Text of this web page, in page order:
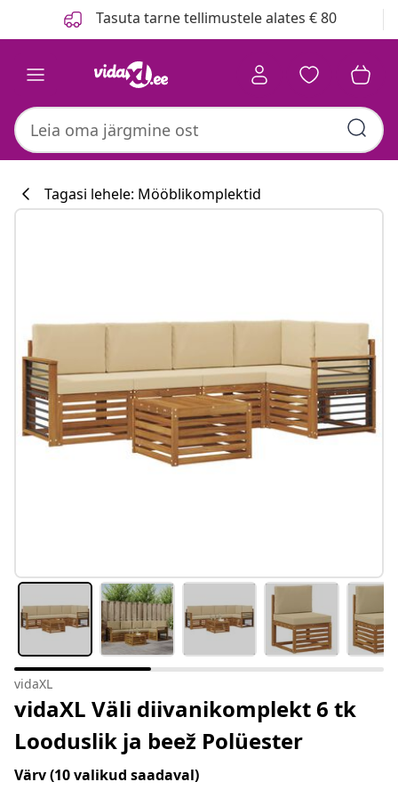
Tasuta tarne tellimustele alates € 80
Tagasi lehele: Mööblikomplektid
vidaXL
vidaXL Väli diivanikomplekt 6 tk
Looduslik ja beež Polüester
Värv(10 valikud saadaval)